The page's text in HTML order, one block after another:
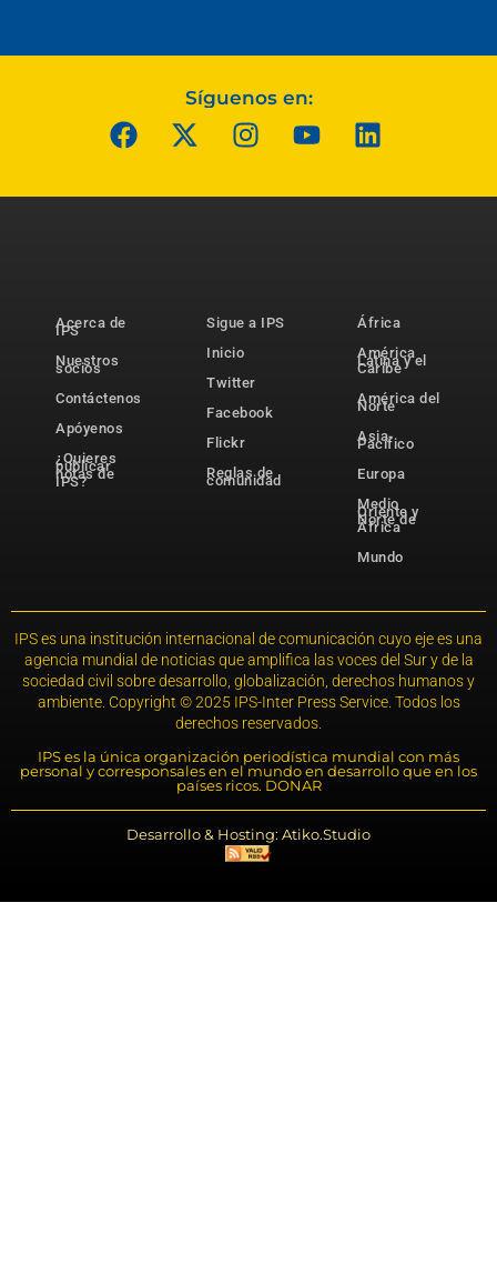
Síguenos en:
Acerca de
IPS
Nuestros
socios
Contáctenos
Apóyenos
¿Quieres
publicar
notas de
IPS?
Sigue a IPS
Inicio
Twitter
Facebook
Flickr
Reglas de
comunidad
África
América
Latina y el
Caribe
América del
Norte
Asia-
Pacífico
Europa
Medio
Oriente y
Norte de
África
Mundo
IPS es una institución internacional de comunicación cuyo eje es una
agencia mundial de noticias que amplifica las voces del Sur y de la
sociedad civil sobre desarrollo, globalización, derechos humanos y
ambiente. Copyright © 2025 IPS-Inter Press Service. Todos los
derechos reservados.
IPS es la única organización periodística mundial con más
personal y corresponsales en el mundo en desarrollo que en los
países ricos. DONAR
Desarrollo & Hosting: Atiko.Studio